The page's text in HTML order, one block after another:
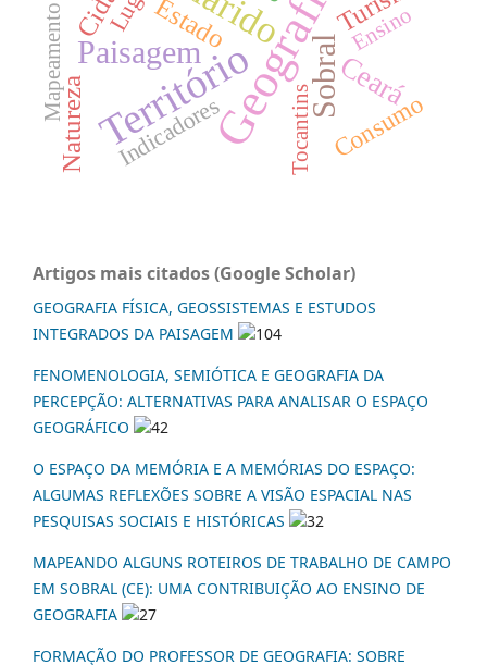
Geografia
Território Sobral
Paisagem Ceará
Natureza
Estado
Consumo
Indicadores Tocantins
Mapeamento Ensino
Artigos mais citados (Google Scholar)
GEOGRAFIA FÍSICA, GEOSSISTEMAS E ESTUDOS
INTEGRADOS DA PAISAGEM
104
FENOMENOLOGIA, SEMIÓTICA E GEOGRAFIA DA
PERCEPÇÃO: ALTERNATIVAS PARA ANALISAR O ESPAÇO
GEOGRÁFICO
42
O ESPAÇO DA MEMÓRIA E A MEMÓRIAS DO ESPAÇO:
ALGUMAS REFLEXÕES SOBRE A VISÃO ESPACIAL NAS
PESQUISAS SOCIAIS E HISTÓRICAS
32
MAPEANDO ALGUNS ROTEIROS DE TRABALHO DE CAMPO
EM SOBRAL (CE): UMA CONTRIBUIÇÃO AO ENSINO DE
GEOGRAFIA
27
FORMAÇÃO DO PROFESSOR DE GEOGRAFIA: SOBRE